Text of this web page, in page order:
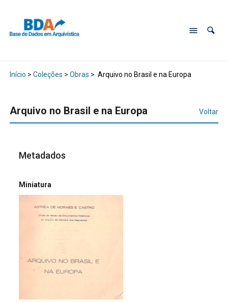
Início > Coleções > Obras > Arquivo no Brasil e na Europa
Arquivo no Brasil e na Europa Voltar
Metadados
Miniatura